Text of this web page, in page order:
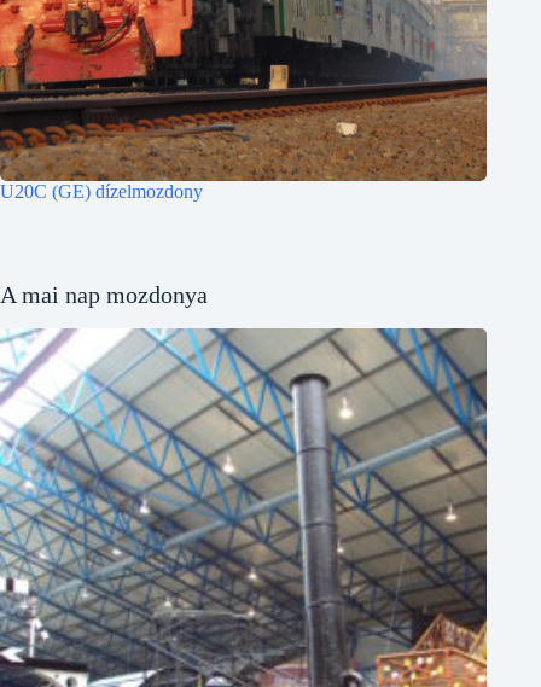
U20C (GE) dízelmozdony
A mai nap mozdonya